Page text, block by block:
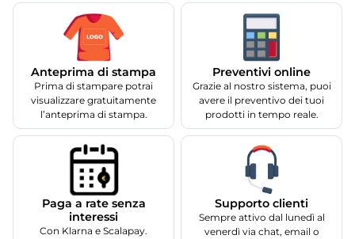
Anteprima di stampa
Prima di stampare potrai
visualizzare gratuitamente
l’anteprima di stampa.
Preventivi online
Grazie al nostro sistema, puoi
avere il preventivo dei tuoi
prodotti in tempo reale.
Paga a rate senza
interessi
Con Klarna e Scalapay.
Supporto clienti
Sempre attivo dal lunedì al
venerdì via chat, email o